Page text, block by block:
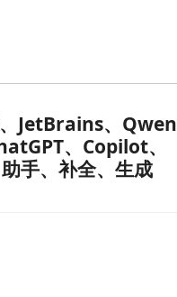
JetBrains、Qwen
、Copilot、
手、补全、生成